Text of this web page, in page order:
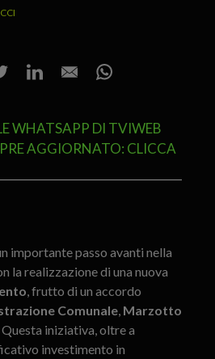
WHATSAPP DI TVIWEB
AGGIORNATO: CLICCA
importante passo avanti nella
la realizzazione di una nuova
, frutto di un accordo
Comunale, Marzotto
. Questa iniziativa, oltre a
investimento in